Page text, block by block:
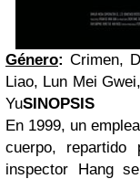
Género: Crimen,
Liao, Lun Mei
YuSINOPSIS
En 1999, un
cuerpo,
inspector Hang